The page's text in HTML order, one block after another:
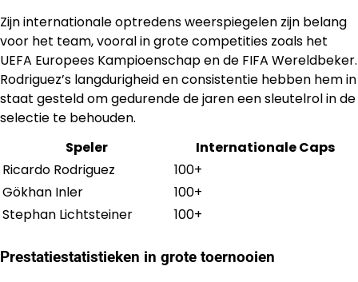
Zijn internationale optredens weerspiegelen zijn belang
voor het team, vooral in grote competities zoals het
UEFA Europees Kampioenschap en de FIFA Wereldbeker.
Rodriguez’s langdurigheid en consistentie hebben hem in
staat gesteld om gedurende de jaren een sleutelrol in de
selectie te behouden.
Speler
Internationale Caps
Ricardo Rodriguez
100+
Gökhan Inler
100+
Stephan Lichtsteiner
100+
Prestatiestatistieken in grote toernooien